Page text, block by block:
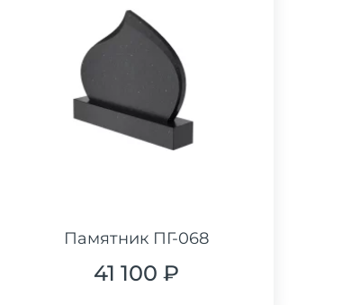
Памятник ПГ-068
41 100 ₽